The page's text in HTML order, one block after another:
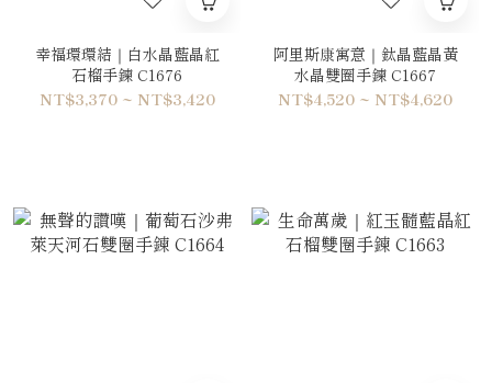
幸福環環結｜白水晶藍晶紅
石榴手鍊 C1676
NT$3,370 ~ NT$3,420
阿里斯康寓意｜鈦晶藍晶黃
水晶雙圈手鍊 C1667
NT$4,520 ~ NT$4,620